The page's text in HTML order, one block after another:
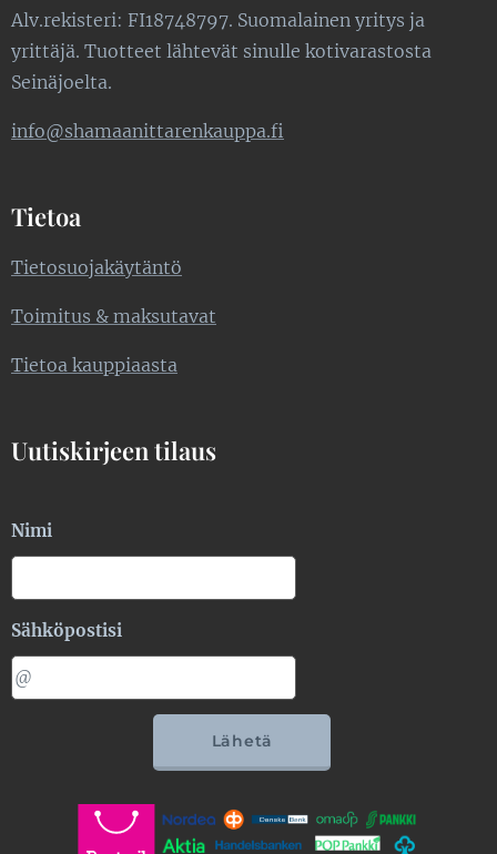
Alv.rekisteri: FI18748797. Suomalainen yritys ja
yrittäjä. Tuotteet lähtevät sinulle kotivarastosta
Seinäjoelta.
info@shamaanittarenkauppa.fi
Tietoa
Tietosuojakäytäntö
Toimitus & maksutavat
Tietoa kauppiaasta
Uutiskirjeen tilaus
Nimi
Sähköpostisi
Lähetä